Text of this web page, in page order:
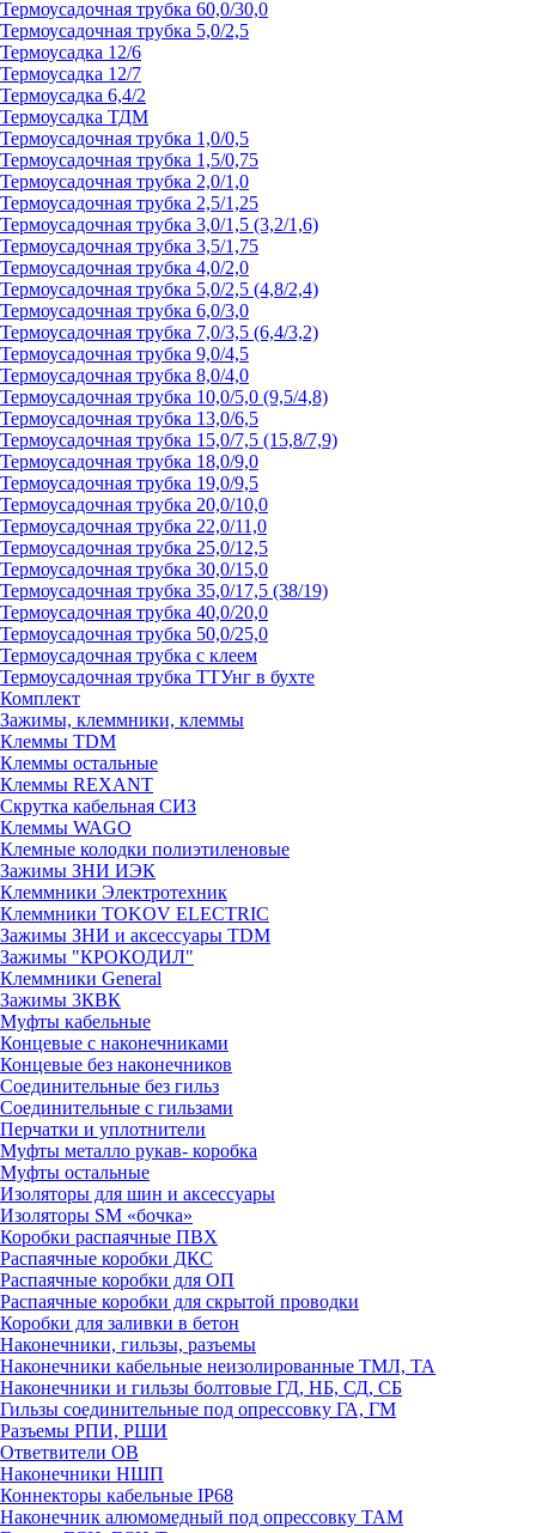
Термоусадочная трубка 60,0/30,0
Термоусадочная трубка 5,0/2,5
Термоусадка 12/6
Термоусадка 12/7
Термоусадка 6,4/2
Термоусадка ТДМ
Термоусадочная трубка 1,0/0,5
Термоусадочная трубка 1,5/0,75
Термоусадочная трубка 2,0/1,0
Термоусадочная трубка 2,5/1,25
Термоусадочная трубка 3,0/1,5 (3,2/1,6)
Термоусадочная трубка 3,5/1,75
Термоусадочная трубка 4,0/2,0
Термоусадочная трубка 5,0/2,5 (4,8/2,4)
Термоусадочная трубка 6,0/3,0
Термоусадочная трубка 7,0/3,5 (6,4/3,2)
Термоусадочная трубка 9,0/4,5
Термоусадочная трубка 8,0/4,0
Термоусадочная трубка 10,0/5,0 (9,5/4,8)
Термоусадочная трубка 13,0/6,5
Термоусадочная трубка 15,0/7,5 (15,8/7,9)
Термоусадочная трубка 18,0/9,0
Термоусадочная трубка 19,0/9,5
Термоусадочная трубка 20,0/10,0
Термоусадочная трубка 22,0/11,0
Термоусадочная трубка 25,0/12,5
Термоусадочная трубка 30,0/15,0
Термоусадочная трубка 35,0/17,5 (38/19)
Термоусадочная трубка 40,0/20,0
Термоусадочная трубка 50,0/25,0
Термоусадочная трубка с клеем
Термоусадочная трубка ТТУнг в бухте
Комплект
Зажимы, клеммники, клеммы
Клеммы TDM
Клеммы остальные
Клеммы REXANT
Скрутка кабельная СИЗ
Клеммы WAGO
Клемные колодки полиэтиленовые
Зажимы ЗНИ ИЭК
Клеммники Электротехник
Клеммники TOKOV ELECTRIC
Зажимы ЗНИ и аксессуары TDM
Зажимы "КРОКОДИЛ"
Клеммники General
Зажимы 3КВК
Муфты кабельные
Концевые с наконечниками
Концевые без наконечников
Соединительные без гильз
Соединительные с гильзами
Перчатки и уплотнители
Муфты металло рукав- коробка
Муфты остальные
Изоляторы для шин и аксессуары
Изоляторы SM «бочка»
Коробки распаячные ПВХ
Распаячные коробки ДКС
Распаячные коробки для ОП
Распаячные коробки для скрытой проводки
Коробки для заливки в бетон
Наконечники, гильзы, разъемы
Наконечники кабельные неизолированные ТМЛ, ТА
Наконечники и гильзы болтовые ГД, НБ, СД, СБ
Гильзы соединительные под опрессовку ГА, ГМ
Разъемы РПИ, РШИ
Ответвители ОВ
Наконечники НШП
Коннекторы кабельные IP68
Наконечник алюмомедный под опрессовку ТАМ